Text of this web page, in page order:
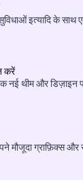
इत्यादि के साथ
करें
नई थीम और डिज़ाइन
मौजूदा ग्राफ़िक्स और